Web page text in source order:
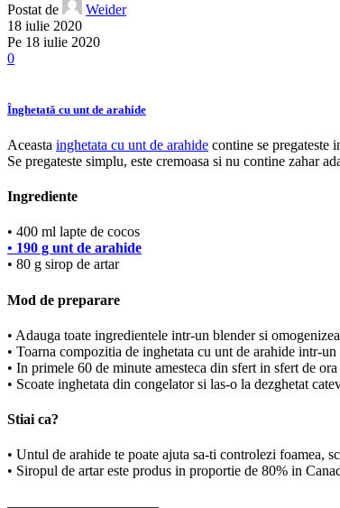
Postat de
Weider
18 iulie 2020
Pe 18 iulie 2020
0
Înghetată cu unt de arahide
Aceasta inghetata cu unt de arahide contine se pregateste
Se pregateste simplu, este cremoasa si nu contine zahar
Ingrediente
• 400 ml lapte de cocos
• 190 g unt de arahide
• 80 g sirop de artar
Mod de preparare
• Adauga toate ingredientele intr-un blender si
• Toarna compozitia de inghetata cu unt de arahide intr-
• In primele 60 de minute amesteca din sfert in sfert de
• Scoate inghetata din congelator si las-o la dezghetat
Stiai ca?
• Untul de arahide te poate ajuta sa-ti controlezi foamea,
• Siropul de artar este produs in proportie de 80% in